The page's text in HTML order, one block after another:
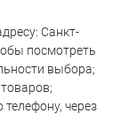
Санкт-
посмотреть
выбора;
через